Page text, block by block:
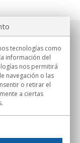
tecnologías como
información del
nos permitirá
navegación o las
o retirar el
a ciertas